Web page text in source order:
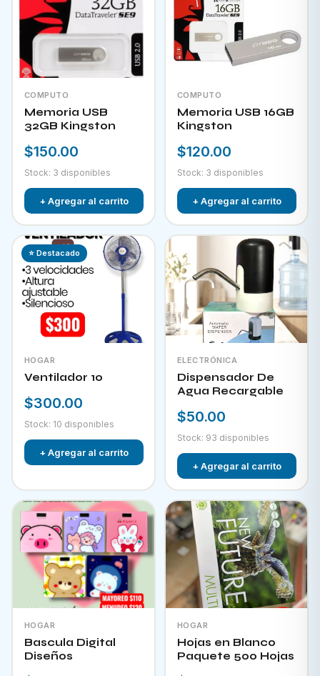
COMPUTO
Memoria USB
32GB Kingston
$150.00
Stock: 3 disponibles
+ Agregar al carrito
COMPUTO
Memoria USB 16GB
Kingston
$120.00
Stock: 3 disponibles
+ Agregar al carrito
⭐ Destacado
HOGAR
Ventilador 10
$300.00
Stock: 10 disponibles
+ Agregar al carrito
ELECTRÓNICA
Dispensador De
Agua Recargable
$50.00
Stock: 93 disponibles
+ Agregar al carrito
HOGAR
Bascula Digital
Diseños
HOGAR
Hojas en Blanco
Paquete 500 Hojas